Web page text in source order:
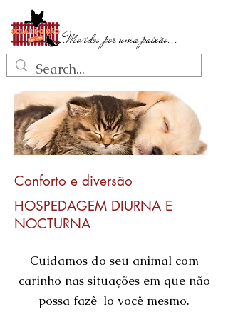
...Movidos por uma paixão...
Conforto e diversão
HOSPEDAGEM DIURNA E
NOCTURNA
Cuidamos do seu animal com
carinho nas situações em que não
possa fazê-lo você mesmo.